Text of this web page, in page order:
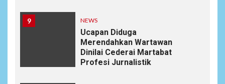
9 NEWS
Ucapan Diduga
Merendahkan Wartawan
Dinilai Cederai Martabat
Profesi Jurnalistik